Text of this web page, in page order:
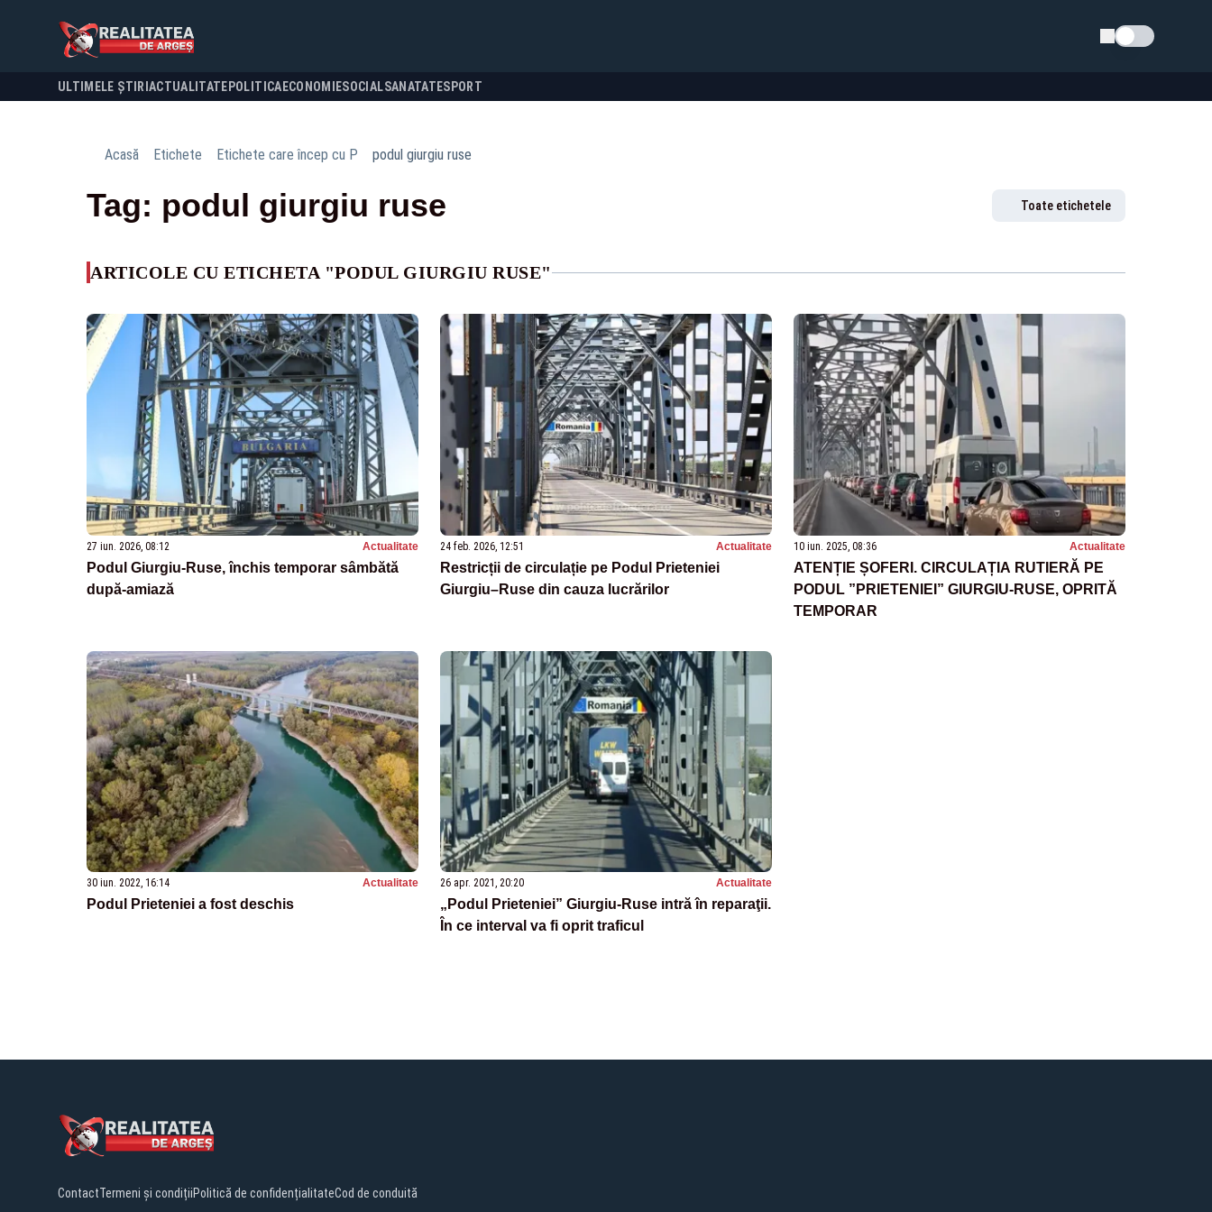
Schimba tema
ULTIMELE ȘTIRI ACTUALITATE POLITICA ECONOMIESOCIALSANATATESPORT
Acasă Etichete Etichete care încep cu P podul giurgiu ruse
Tag: podul giurgiu ruse Toate etichetele
ARTICOLE CU ETICHETA "PODUL GIURGIU RUSE"
27 iun. 2026, 08:12 Actualitate
Podul Giurgiu-Ruse, închis temporar sâmbătă
după-amiază
24 feb. 2026, 12:51 Actualitate
Restricții de circulație pe Podul Prieteniei
Giurgiu–Ruse din cauza lucrărilor
10 iun. 2025, 08:36 Actualitate
ATENȚIE ȘOFERI. CIRCULAȚIA RUTIERĂ PE
PODUL ”PRIETENIEI” GIURGIU-RUSE, OPRITĂ
TEMPORAR
30 iun. 2022, 16:14 Actualitate
Podul Prieteniei a fost deschis
26 apr. 2021, 20:20 Actualitate
„Podul Prieteniei” Giurgiu-Ruse intră în reparaţii.
În ce interval va fi oprit traficul
ContactTermeni și condițiiPolitică de confidențialitateCod de conduită